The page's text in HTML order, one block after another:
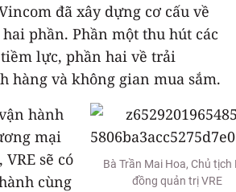
đã xây dựng cơ cấu về
phần. Phần một thu hút các
lực, phần hai về trải
hàng và không gian mua sắm.
Bà Trần Mai Hoa, Chủ tịch
đồng quản trị VRE
hành
mại
sẽ có
cùng